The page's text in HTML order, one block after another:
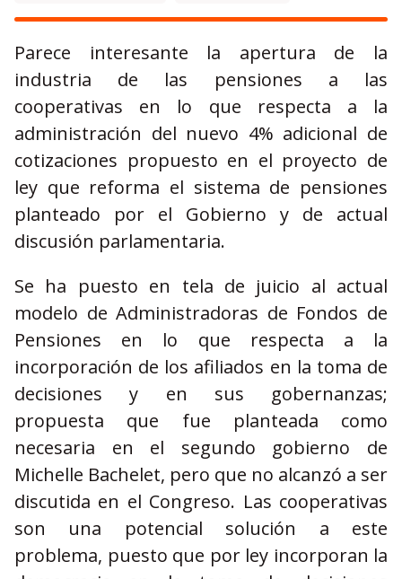
Parece interesante la apertura de la
industria de las pensiones a las
cooperativas en lo que respecta a la
administración del nuevo 4% adicional de
cotizaciones propuesto en el proyecto de
ley que reforma el sistema de pensiones
planteado por el Gobierno y de actual
discusión parlamentaria.
Se ha puesto en tela de juicio al actual
modelo de Administradoras de Fondos de
Pensiones en lo que respecta a la
incorporación de los afiliados en la toma de
decisiones y en sus gobernanzas;
propuesta que fue planteada como
necesaria en el segundo gobierno de
Michelle Bachelet, pero que no alcanzó a ser
discutida en el Congreso. Las cooperativas
son una potencial solución a este
problema, puesto que por ley incorporan la